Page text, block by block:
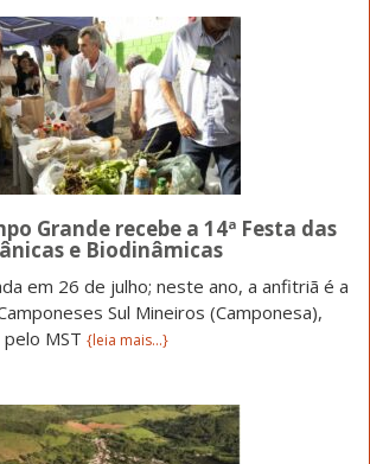
Grande recebe a 14ª Festa das
e Biodinâmicas
em 26 de julho; neste ano, a anfitriã é a
Sul Mineiros (Camponesa),
MST {leia mais...}